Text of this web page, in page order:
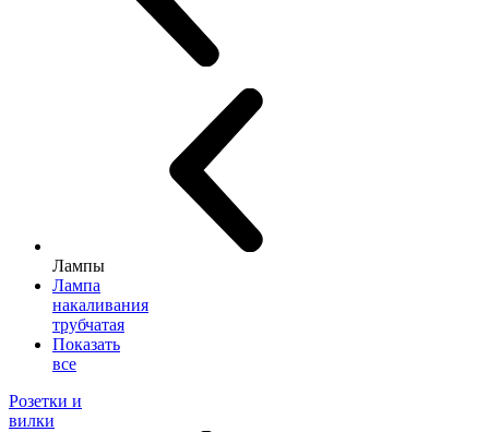
Лампы
Лампа
накаливания
трубчатая
Показать
все
Розетки и
вилки